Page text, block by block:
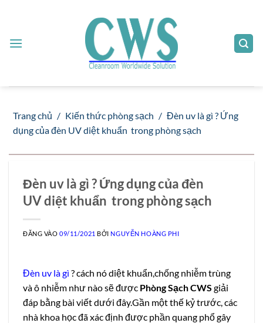
dung
Trang chủ / Kiến thức phòng sạch / Đèn uv là gì ? Ứng
dụng của đèn UV diệt khuẩn trong phòng sạch
Đèn uv là gì ? Ứng dụng của đèn
UV diệt khuẩn trong phòng sạch
ĐĂNG VÀO09/11/2021 BỞI NGUYỄN HOÀNG PHI
Đèn uv là gì ? cách nó diệt khuẩn,chống nhiễm trùng
và ô nhiễm như nào sẽ được Phòng Sạch CWS giải
đáp bằng bài viết dưới đây.Gần một thế kỷ trước, các
nhà khoa học đã xác định được phần quang phổ gây